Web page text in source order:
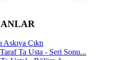
Çıktı
Ta Usta - Seri Sonu...